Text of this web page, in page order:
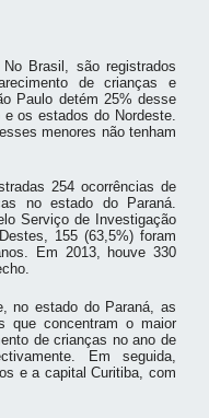
No Brasil, são registrados
de crianças e
Paulo detém 25% desse
os estados do Nordeste.
menores não tenham
254 ocorrências de
no estado do Paraná.
Serviço de Investigação
155 (63,5%) foram
Em 2013, houve 330
no estado do Paraná, as
que concentram o maior
de crianças no ano de
Em seguida,
e a capital Curitiba, com